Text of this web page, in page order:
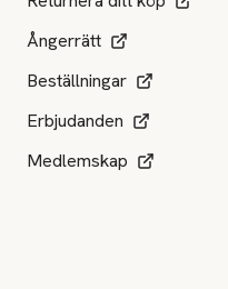
Ångerrätt
Beställningar
Erbjudanden
Medlemskap